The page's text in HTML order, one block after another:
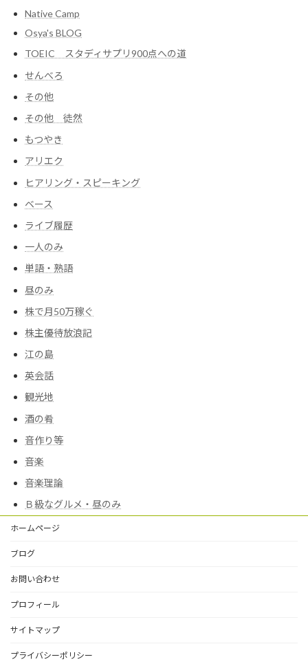
Native Camp
Osya's BLOG
TOEIC スタディサプリ900点への道
せんべろ
その他
その他 徒然
もつやき
アリエク
ヒアリング・スピーキング
ベース
ライブ履歴
一人のみ
単語・熟語
昼のみ
株で月50万稼ぐ
株主優待放浪記
江の島
英会話
観光地
酒の肴
音作り等
音楽
音楽理論
Ｂ級なグルメ・昼のみ
ホームページ
ブログ
お問い合わせ
プロフィール
サイトマップ
プライバシーポリシー